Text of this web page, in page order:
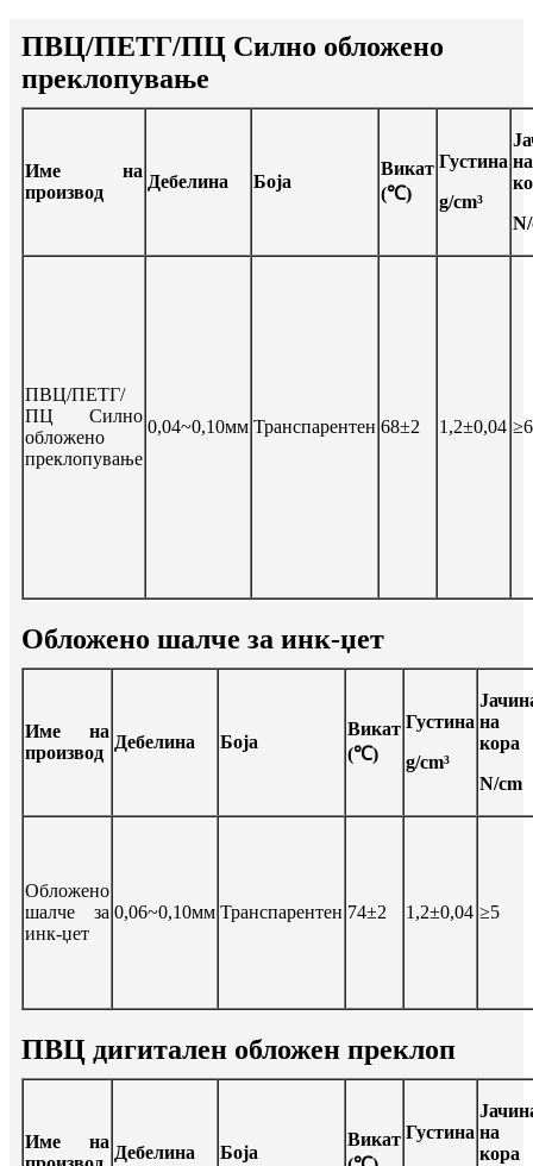
ПВЦ/ПЕТГ/ПЦ Силно обложено
преклопување
Име на
производ
Дебелина Боја
Викат
(℃)
Густина
g/cm³
на
ПВЦ/ПЕТГ/
ПЦ Силно
обложено
преклопување
0,04~0,10мм Транспарентен 68±2 1,2±0,04 ≥6
Обложено шалче за инк-џет
Име на
производ
Дебелина Боја
Викат
(℃)
Густина
g/cm³
на
кора
N/cm
Обложено
шалче за
инк-џет
0,06~0,10мм Транспарентен 74±2 1,2±0,04 ≥5
ПВЦ дигитален обложен преклоп
Име на
Дебелина Боја
Викат Густина на
кора